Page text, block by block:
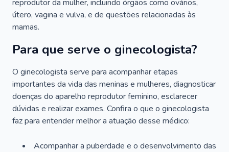
reprodutor da mulher, incluindo órgãos como ovários,
útero, vagina e vulva, e de questões relacionadas às
mamas.
Para que serve o ginecologista?
O ginecologista serve para acompanhar etapas
importantes da vida das meninas e mulheres, diagnosticar
doenças do aparelho reprodutor feminino, esclarecer
dúvidas e realizar exames. Confira o que o ginecologista
faz para entender melhor a atuação desse médico:
Acompanhar a puberdade e o desenvolvimento das